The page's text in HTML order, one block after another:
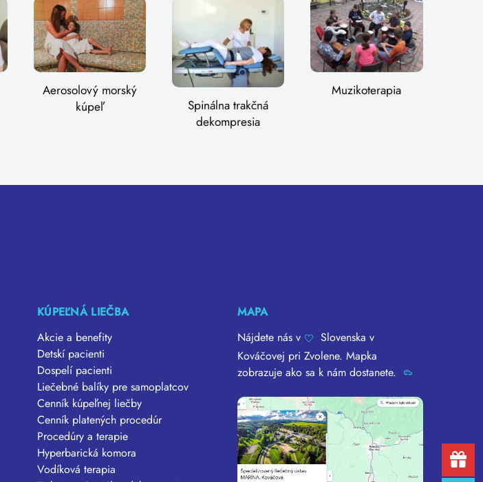
Aerosolový morský
kúpeľ
Spinálna trakčná
dekompresia
Muzikoterapia
KÚPEĽNÁ LIEČBA
Akcie a benefity
Detskí pacienti
Dospelí pacienti
Liečebné balíky pre samoplatcov
Cenník kúpeľnej liečby
Cenník platených procedúr
Procedúry a terapie
Hyperbarická komora
Vodíková terapia
MAPA
Nájdete nás v
Slovenska v
Kováčovej pri Zvolene. Mapka
zobrazuje ako sa k nám dostanete.